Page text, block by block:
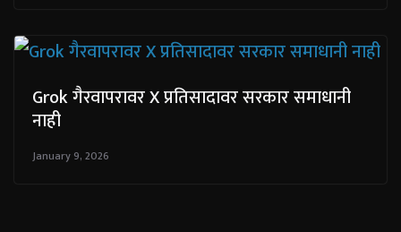
Grok गैरवापरावर X प्रतिसादावर सरकार समाधानी
नाही
January 9, 2026